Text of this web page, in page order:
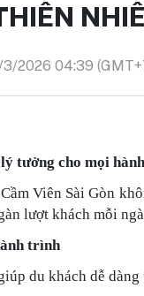
3/2026 04:39
tưởng cho mọi
Viên Sài Gòn
lượt khách mỗi
trình
du khách dễ